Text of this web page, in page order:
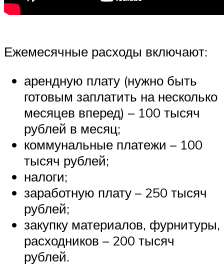
Ежемесячные расходы включают:
арендную плату (нужно быть
готовым заплатить на несколько
месяцев вперед) – 100 тысяч
рублей в месяц;
коммунальные платежи – 100
тысяч рублей;
налоги;
заработную плату – 250 тысяч
рублей;
закупку материалов, фурнитуры,
расходников – 200 тысяч
рублей.